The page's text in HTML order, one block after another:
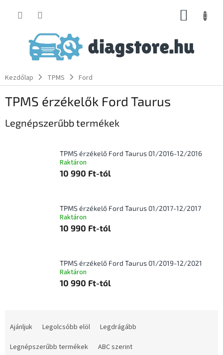
KOSÁR
Kezdőlap TPMS Ford
TPMS érzékelők Ford Taurus
Legnépszerűbb termékek
TPMS érzékelő Ford Taurus 01/2016-12/2016
Raktáron
10 990 Ft-tól
TPMS érzékelő Ford Taurus 01/2017-12/2017
Raktáron
10 990 Ft-tól
TPMS érzékelő Ford Taurus 01/2019-12/2021
Raktáron
10 990 Ft-tól
m
Ajánljuk Legolcsóbb elöl
Legdrágább
Legnépszerűbb termékek
ABC szerint